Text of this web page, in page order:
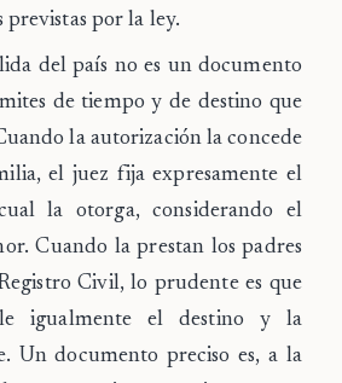
previstas por la ley.
del país no es un documento
de tiempo y de destino que
la autorización la concede
el juez fija expresamente el
la otorga, considerando el
Cuando la prestan los padres
Civil, lo prudente es que
igualmente el destino y la
Un documento preciso es, a la